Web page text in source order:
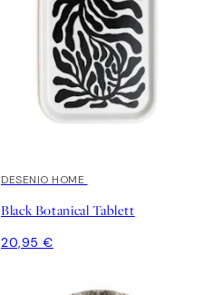
DESENIO HOME
Black Botanical Tablett
20,95 €